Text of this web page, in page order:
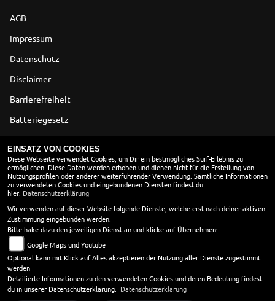
AGB
Impressum
Datenschutz
Disclaimer
Barrierefreiheit
Batteriegesetz
ÖFFNUNGSZEITEN
Montag:
08:00 - 18:30
Dienstag:
08:00 - 18:30
Mittwoch:
08:00 - 18:30
Donnerstag:
08:00 - 18:30
Freitag:
08:00 - 18:30
Samstag:
09:00 - 14:00
Sonntag:
geschlossen
EINSATZ VON COOKIES
Diese Webseite verwendet Cookies, um Dir ein bestmögliches Surf-Erlebnis zu
ermöglichen. Diese Daten werden erhoben und dienen nicht für die Erstellung von
Nutzungsprofilen oder anderer weiterführender Verwendung. Sämtliche Informationen
zu verwendeten Cookies und eingebundenen Diensten findest du
hier: Datenschutzerklärung
Wir verwenden auf dieser Website folgende Dienste, welche erst nach deiner aktiven
Zustimmung eingebunden werden.
Bitte hake dazu den jeweiligen Dienst an und klicke auf Übernehmen:
Google Maps und Youtube
Optional kann mit Klick auf Alles akzeptieren der Nutzung aller Dienste zugestimmt
werden
Detailierte Informationen zu den verwendeten Cookies und deren Bedeutung findest
du in unserer Datenschutzerklärung: Datenschutzerklärung